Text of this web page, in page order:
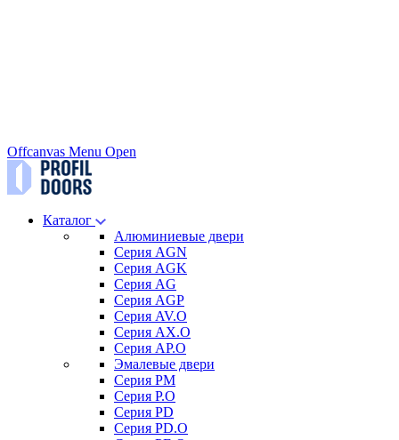
Offcanvas Menu Open
Каталог
Алюминиевые двери
Серия AGN
Серия AGK
Серия AG
Серия AGP
Серия AV.O
Серия AX.O
Серия AP.O
Эмалевые двери
Серия PM
Серия P.O
Серия PD
Серия PD.O